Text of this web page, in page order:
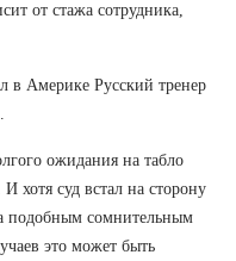
от стажа сотрудника,
в Америке Русский тренер
ожидания на табло
суд встал на сторону
подобным сомнительным
это может быть